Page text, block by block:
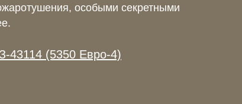
особыми секретными
43114 (5350 Евро-4)